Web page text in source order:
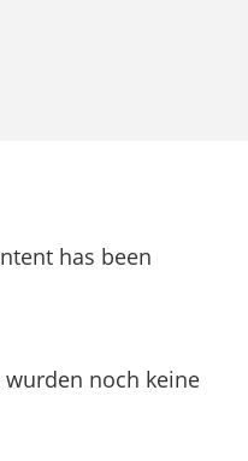
has been
noch keine